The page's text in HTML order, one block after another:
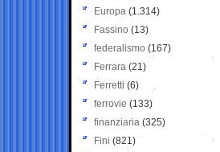
Europa (1.314)
Fassino (13)
federalismo (167)
Ferrara (21)
Ferretti (6)
ferrovie (133)
finanziaria (325)
Fini (821)